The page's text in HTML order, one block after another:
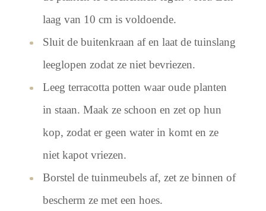
laag van 10 cm is voldoende.
Sluit de buitenkraan af en laat de tuinslang
leeglopen zodat ze niet bevriezen.
Leeg terracotta potten waar oude planten
in staan. Maak ze schoon en zet op hun
kop, zodat er geen water in komt en ze
niet kapot vriezen.
Borstel de tuinmeubels af, zet ze binnen of
bescherm ze met een hoes.